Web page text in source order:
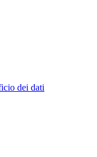
dei dati